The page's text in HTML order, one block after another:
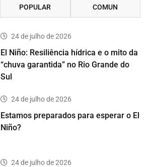
POPULAR COMUN
24 de julho de 2026
El Niño: Resiliência hídrica e o mito da
“chuva garantida” no Rio Grande do
Sul
24 de julho de 2026
Estamos preparados para esperar o El
Niño?
24 de julho de 2026